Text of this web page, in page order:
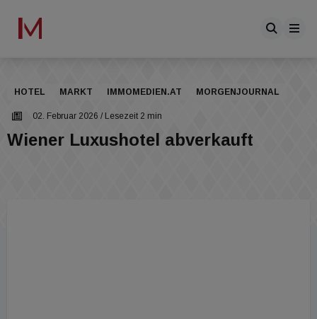
HOTEL MARKT IMMOMEDIEN.AT MORGENJOURNAL
02. Februar 2026 / Lesezeit 2 min
Wiener Luxushotel abverkauft